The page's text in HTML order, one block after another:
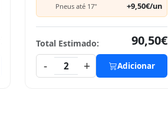
Pneus até 17" +9,50€/un
Total Estimado:
90,50€
-
2 + Adicionar